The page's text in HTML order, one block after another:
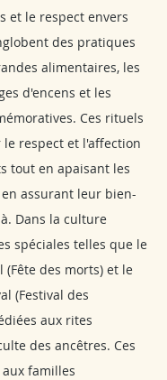
et le respect envers
des pratiques
alimentaires, les
d'encens et les
Ces rituels
respect et l'affection
tout en apaisant les
assurant leur bien-
Dans la culture
spéciales telles que le
(Fête des morts) et le
(Festival des
aux rites
des ancêtres. Ces
familles